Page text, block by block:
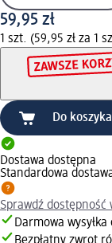
59,95 zł
1 szt. (59,95 zł za 1
Do koszyka
Dostawa dostępna
Standardowa
Sprawdź dostępność
Darmowa wysyłka